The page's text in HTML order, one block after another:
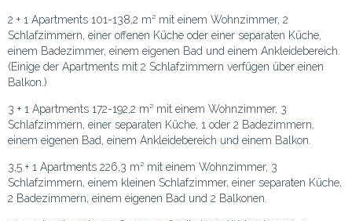
2 + 1 Apartments 101-138,2 m² mit einem Wohnzimmer, 2
Schlafzimmern, einer offenen Küche oder einer separaten Küche,
einem Badezimmer, einem eigenen Bad und einem Ankleidebereich.
(Einige der Apartments mit 2 Schlafzimmern verfügen über einen
Balkon.)
3 + 1 Apartments 172-192,2 m² mit einem Wohnzimmer, 3
Schlafzimmern, einer separaten Küche, 1 oder 2 Badezimmern,
einem eigenen Bad, einem Ankleidebereich und einem Balkon.
3,5 + 1 Apartments 226,3 m² mit einem Wohnzimmer, 3
Schlafzimmern, einem kleinen Schlafzimmer, einer separaten Küche,
2 Badezimmern, einem eigenen Bad und 2 Balkonen.